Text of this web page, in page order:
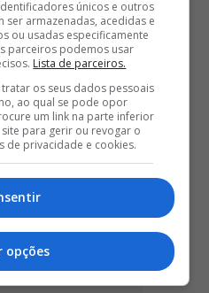
com futebolista e
duas temporadas de
no Clube
únicos e outros
armazenadas, acedidas e
ou usadas especificamente
parceiros podemos usar
Lista de parceiros.
os seus dados pessoais
ao qual se pode opor
um link na parte inferior
para gerir ou revogar o
de privacidade e cookies.
opções